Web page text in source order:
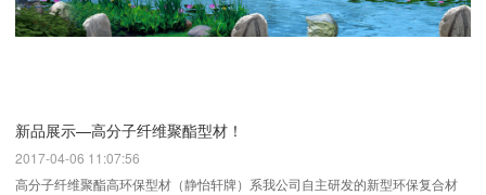
新品展示—高分子纤维聚酯型材！
2017-04-06 11:07:56
高分子纤维聚酯高环保型材（静怡轩牌）系我公司自主研发的新型环保复合材